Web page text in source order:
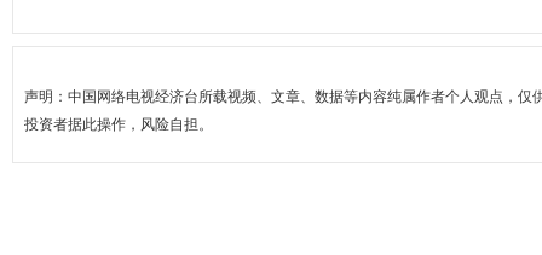
声明：中国网络电视经济台所载视频、文章、数据等内容纯属作者个人观点，仅
投资者据此操作，风险自担。